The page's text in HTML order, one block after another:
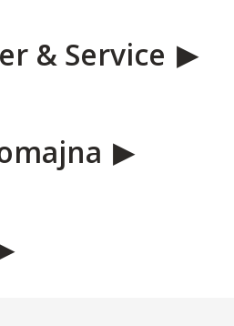
& Service